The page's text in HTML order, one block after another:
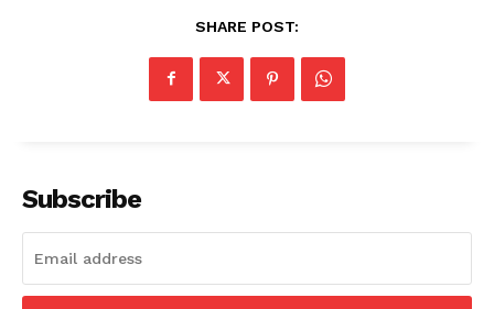
SHARE POST:
Subscribe